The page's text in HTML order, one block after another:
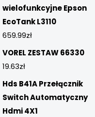
wielofunkcyjne Epson
EcoTank L3110
659.99zł
VOREL ZESTAW 66330
19.63zł
Hds B41A Przełącznik
Switch Automatyczny
Hdmi 4X1